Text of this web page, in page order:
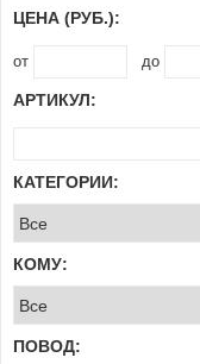
ЦЕНА (РУБ.):
от до
АРТИКУЛ:
КАТЕГОРИИ:
КОМУ:
ПОВОД: